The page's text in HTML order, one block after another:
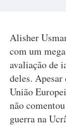
Alisher
com um
avaliação de
deles. Apesar
União
não
guerra na